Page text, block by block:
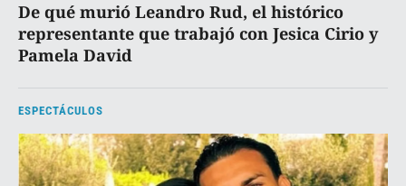
De qué murió Leandro Rud, el histórico
representante que trabajó con Jesica Cirio y
Pamela David
ESPECTÁCULOS